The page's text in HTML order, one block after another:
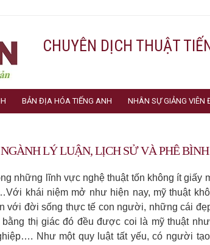
CHUYÊN DỊCH THUẬT
BẢN ĐỊA HÓA TIẾNG ANH NHÂN SỰ GIẢNG VIÊN
LÝ LUẬN, LỊCH SỬ VÀ PHÊ
những lĩnh vực nghệ thuật tốn không ít giấy
khái niệm mở như hiện nay, mỹ thuật
với đời sống thực tế con người, những cái
thị giác đó đều được coi là mỹ thuật
Như một quy luật tất yếu, có người